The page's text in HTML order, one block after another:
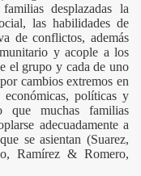
desplazadas la
las habilidades de
de conflictos, además
y acople a los
el grupo y cada de uno
cambios extremos en
económicas, políticas y
que muchas familias
adecuadamente a
se asientan (Suarez,
Ramírez & Romero,